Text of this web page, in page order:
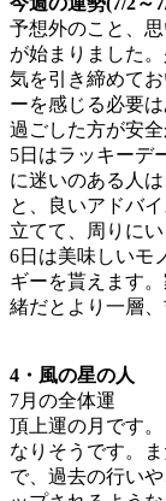
予想外のこと、
が始まりました
気を引き締めて
ーを感じる必要
過ごした方が安全
5日はラッキーデ
に迷いのある人
と、良いアドバ
立てて、周りに
6日は美味しいモ
ギーを貰えます
緒だとより一層、
4・風の星の人
7月の全体運
頂上運の月です
なりそうです。
で、過去の行い